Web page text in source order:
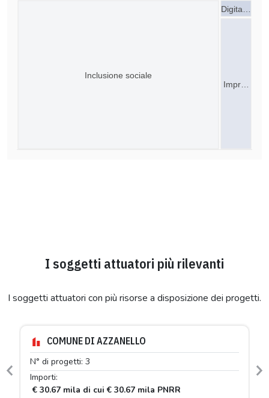
Digita…
Impr…
Inclusione sociale
I soggetti attuatori più rilevanti
I soggetti attuatori con più risorse a disposizione dei progetti.
COMUNE DI AZZANELLO
N° di progetti: 3
Importi:
€ 30.67 mila di cui € 30.67 mila PNRR
Previous